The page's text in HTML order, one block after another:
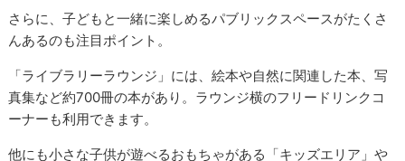
さらに、子どもと一緒に楽しめるパブリックスペースがたくさ
んあるのも注目ポイント。
「ライブラリーラウンジ」には、絵本や自然に関連した本、写
真集など約700冊の本があり。ラウンジ横のフリードリンクコ
ーナーも利用できます。
他にも小さな子供が遊べるおもちゃがある「キッズエリア」や